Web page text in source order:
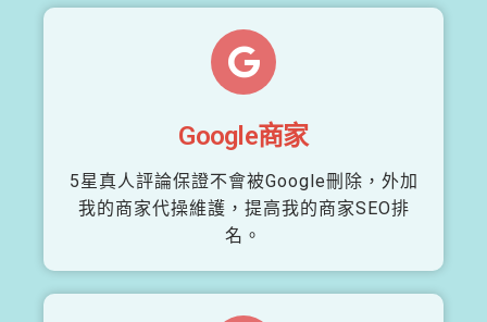
Google商家
5星真人評論保證不會被Google刪除，外加
我的商家代操維護，提高我的商家SEO排
名。